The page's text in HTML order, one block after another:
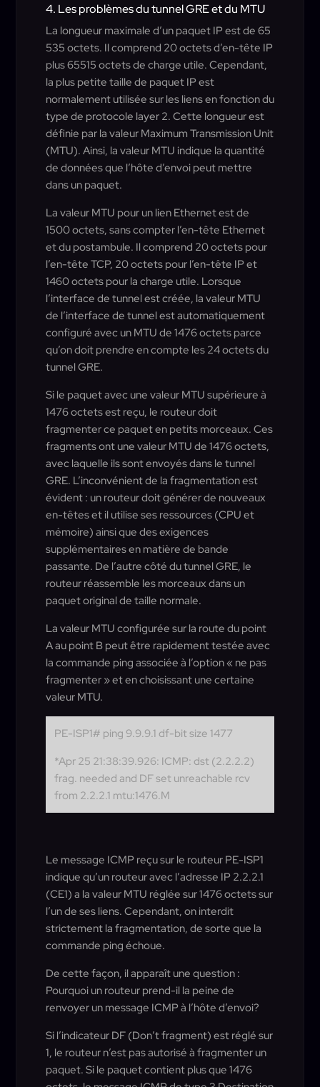
4. Les problèmes du tunnel GRE et du MTU
La longueur maximale d’un paquet IP est de 65
535 octets. Il comprend 20 octets d’en-tête IP
plus 65515 octets de charge utile. Cependant,
la plus petite taille de paquet IP est
normalement utilisée sur les liens en fonction du
type de protocole layer 2. Cette longueur est
définie par la valeur Maximum Transmission Unit
(MTU). Ainsi, la valeur MTU indique la quantité
de données que l’hôte d’envoi peut mettre
dans un paquet.
La valeur MTU pour un lien Ethernet est de
1500 octets, sans compter l’en-tête Ethernet
et du postambule. Il comprend 20 octets pour
l’en-tête TCP, 20 octets pour l’en-tête IP et
1460 octets pour la charge utile. Lorsque
l’interface de tunnel est créée, la valeur MTU
de l’interface de tunnel est automatiquement
configuré avec un MTU de 1476 octets parce
qu’on doit prendre en compte les 24 octets du
tunnel GRE.
Si le paquet avec une valeur MTU supérieure à
1476 octets est reçu, le routeur doit
fragmenter ce paquet en petits morceaux. Ces
fragments ont une valeur MTU de 1476 octets,
avec laquelle ils sont envoyés dans le tunnel
GRE. L’inconvénient de la fragmentation est
évident : un routeur doit générer de nouveaux
en-têtes et il utilise ses ressources (CPU et
mémoire) ainsi que des exigences
supplémentaires en matière de bande
passante. De l’autre côté du tunnel GRE, le
routeur réassemble les morceaux dans un
paquet original de taille normale.
La valeur MTU configurée sur la route du point
A au point B peut être rapidement testée avec
la commande ping associée à l’option « ne pas
fragmenter » et en choisissant une certaine
valeur MTU.
PE-ISP1# ping 9.9.9.1 df-bit size 1477
*Apr 25 21:38:39.926: ICMP: dst (2.2.2.2)
frag. needed and DF set unreachable rcv
from 2.2.2.1 mtu:1476.M
Le message ICMP reçu sur le routeur PE-ISP1
indique qu’un routeur avec l’adresse IP 2.2.2.1
(CE1) a la valeur MTU réglée sur 1476 octets sur
l’un de ses liens. Cependant, on interdit
strictement la fragmentation, de sorte que la
commande ping échoue.
De cette façon, il apparaît une question :
Pourquoi un routeur prend-il la peine de
renvoyer un message ICMP à l’hôte d’envoi?
Si l’indicateur DF (Don’t fragment) est réglé sur
1, le routeur n’est pas autorisé à fragmenter un
paquet. Si le paquet contient plus que 1476